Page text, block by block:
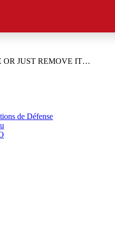
OR JUST REMOVE IT…